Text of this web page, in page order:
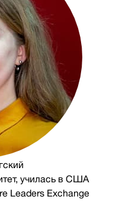
училась в США
Leaders Exchange